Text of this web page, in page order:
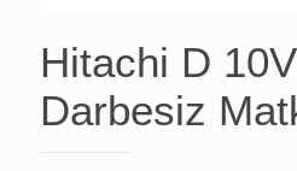
Hitachi D
Darbesiz